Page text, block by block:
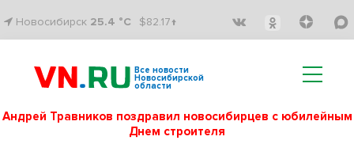
Новосибирск 25.4 °C $82.17↑
Все новости
Новосибирской
области
Андрей Травников поздравил новосибирцев с юбилейным
Днем строителя